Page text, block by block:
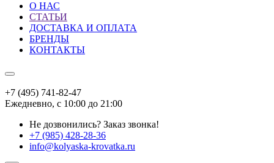
О НАС
СТАТЬИ
ДОСТАВКА И ОПЛАТА
БРЕНДЫ
КОНТАКТЫ
+7 (495) 741-82-47
Ежедневно, с 10:00 до 21:00
Не дозвонились? Заказ звонка!
+7 (985) 428-28-36
info@kolyaska-krovatka.ru